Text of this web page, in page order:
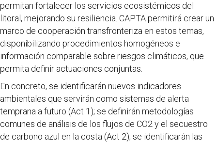
permitan fortalecer los servicios ecosistémicos del
litoral, mejorando su resiliencia. CAPTA permitirá crear un
marco de cooperación transfronteriza en estos temas,
disponibilizando procedimientos homogéneos e
información comparable sobre riesgos climáticos, que
permita definir actuaciones conjuntas.
En concreto, se identificarán nuevos indicadores
ambientales que servirán como sistemas de alerta
temprana a futuro (Act 1); se definirán metodologías
comunes de análisis de los flujos de CO2 y el secuestro
de carbono azul en la costa (Act 2); se identificarán las